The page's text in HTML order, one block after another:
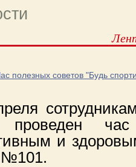
полезных советов "Будь
и
№101.